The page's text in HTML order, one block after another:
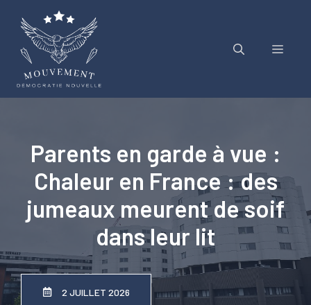
contenu
Menu
Parents en garde à vue :
Chaleur en France : des
jumeaux meurent de soif
dans leur lit
2 JUILLET 2026